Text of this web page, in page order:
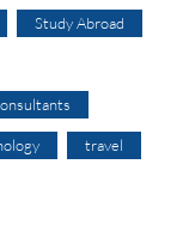
Study Abroad
travel